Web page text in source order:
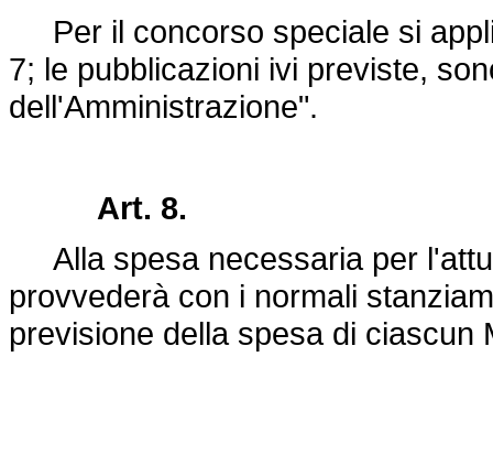
Per il concorso speciale si
7; le pubblicazioni ivi previste,
dell'Amministrazione".
Art. 8.
Alla spesa necessaria per
provvederà con i normali
previsione della spesa di ciascun